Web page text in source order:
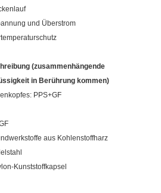
und Überstrom
(zusammenhängende
in Berührung kommen)
PPS+GF
aus Kohlenstoffharz
Kunststoffkapsel